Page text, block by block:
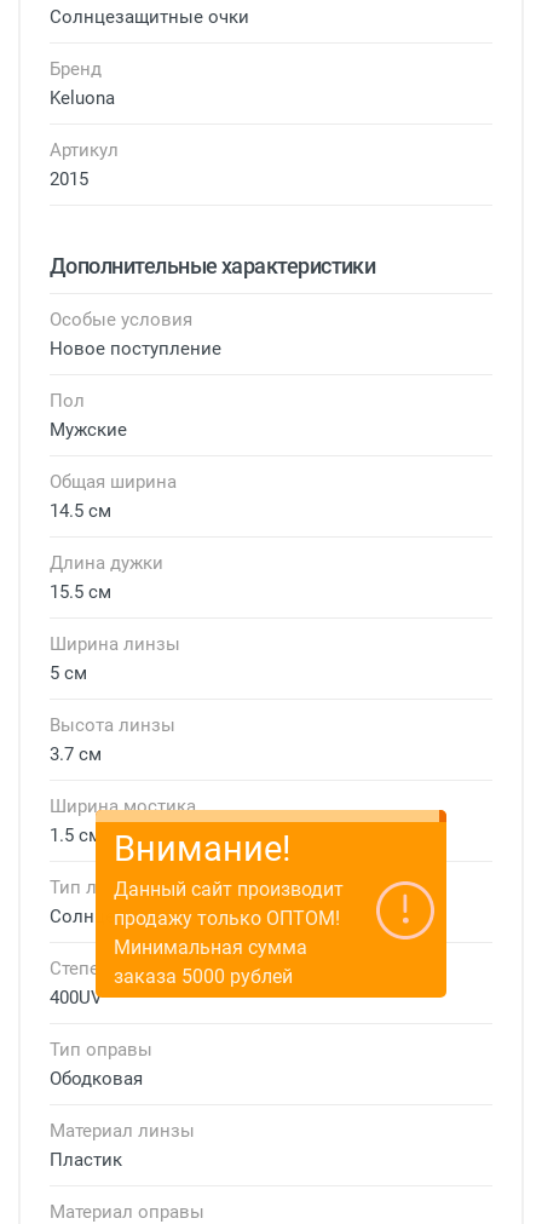
Солнцезащитные очки
Бренд
Keluona
Артикул
2015
Дополнительные характеристики
Особые условия
Новое поступление
Пол
Мужские
Общая ширина
14.5 см
Длина дужки
15.5 см
Ширина линзы
5 см
Высота линзы
3.7 см
Ширина мостика
1.5 см
Тип линзы
Солнцезащитные
Степень защиты
400UV
Тип оправы
Ободковая
Материал линзы
Пластик
Материал оправы
Внимание!
Данный сайт производит
продажу только ОПТОМ!
Минимальная сумма
заказа 5000 рублей